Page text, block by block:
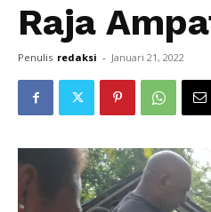
Raja
Penulis redaksi - Januari 21, 2022